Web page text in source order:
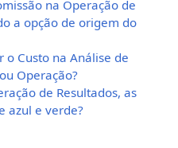
na Operação de
a opção de origem do
o Custo na Análise de
Operação?
de Resultados, as
azul e verde?